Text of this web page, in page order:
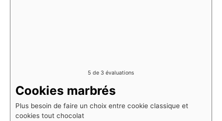
5 de 3 évaluations
Cookies marbrés
Plus besoin de faire un choix entre cookie classique et
cookies tout chocolat